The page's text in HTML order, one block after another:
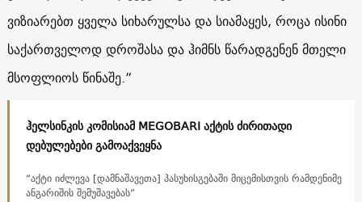
ვიზიარებთ ყველა სიხარულსა და სიამაყეს, როცა ისინი
საქართველოდ დროშასა და ჰიმნს წარადგენენ მთელი
მსოფლიოს წინაშე.”
ჰელსინკის კომისიამ MEGOBARI აქტის ძირითადი
დებულებები გამოაქვეყნა
“აქტი იძლევა [დამნაშავეთა] პასუხისგებაში მიცემისთვის რამდენიმე
ანგარიშის შემუშავებას”